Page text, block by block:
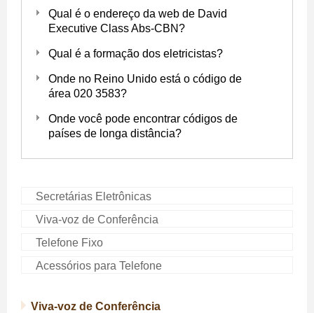
Qual é o endereço da web de David
Executive Class Abs-CBN?
Qual é a formação dos eletricistas?
Onde no Reino Unido está o código de
área 020 3583?
Onde você pode encontrar códigos de
países de longa distância?
Secretárias Eletrônicas
Viva-voz de Conferência
Telefone Fixo
Acessórios para Telefone
Viva-voz de Conferência